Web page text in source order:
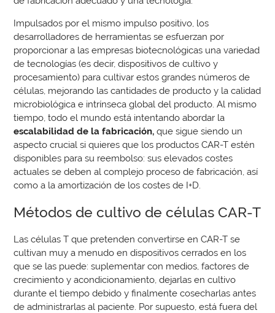
Impulsados por el mismo impulso positivo, los
desarrolladores de herramientas se esfuerzan por
proporcionar a las empresas biotecnológicas una variedad
de tecnologías (es decir, dispositivos de cultivo y
procesamiento) para cultivar estos grandes números de
células, mejorando las cantidades de producto y la calidad
microbiológica e intrínseca global del producto. Al mismo
tiempo, todo el mundo está intentando abordar la
escalabilidad de la fabricación, que sigue siendo un
aspecto crucial si quieres que los productos CAR-T estén
disponibles para su reembolso: sus elevados costes
actuales se deben al complejo proceso de fabricación, así
como a la amortización de los costes de I+D.
Métodos de cultivo de células CAR-T
Las células T que pretenden convertirse en CAR-T se
cultivan muy a menudo en dispositivos cerrados en los
que se las puede: suplementar con medios, factores de
crecimiento y acondicionamiento, dejarlas en cultivo
durante el tiempo debido y finalmente cosecharlas antes
de administrarlas al paciente. Por supuesto, está fuera del